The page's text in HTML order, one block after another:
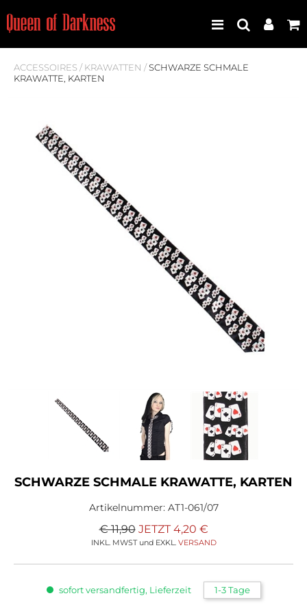
Männer
Plus Size
Store Leipzig
ACCESSOIRES / KRAWATTEN /SCHWARZE SCHMALE
KRAWATTE, KARTEN
SCHWARZE SCHMALE KRAWATTE, KARTEN
Artikelnummer: AT1-061/07
€ 11,90 JETZT 4,20 €
INKL. MWST und EXKL. VERSAND
sofort versandfertig, Lieferzeit 1-3 Tage